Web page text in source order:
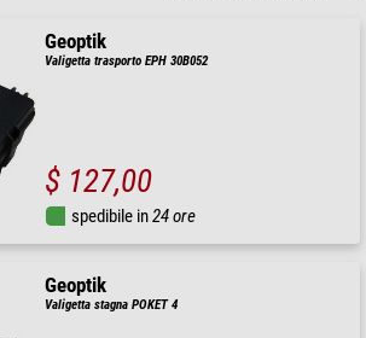
Geoptik
Valigetta trasporto EPH 30B052
$ 127,00
spedibile in24 ore
Geoptik
Valigetta stagna POKET 4